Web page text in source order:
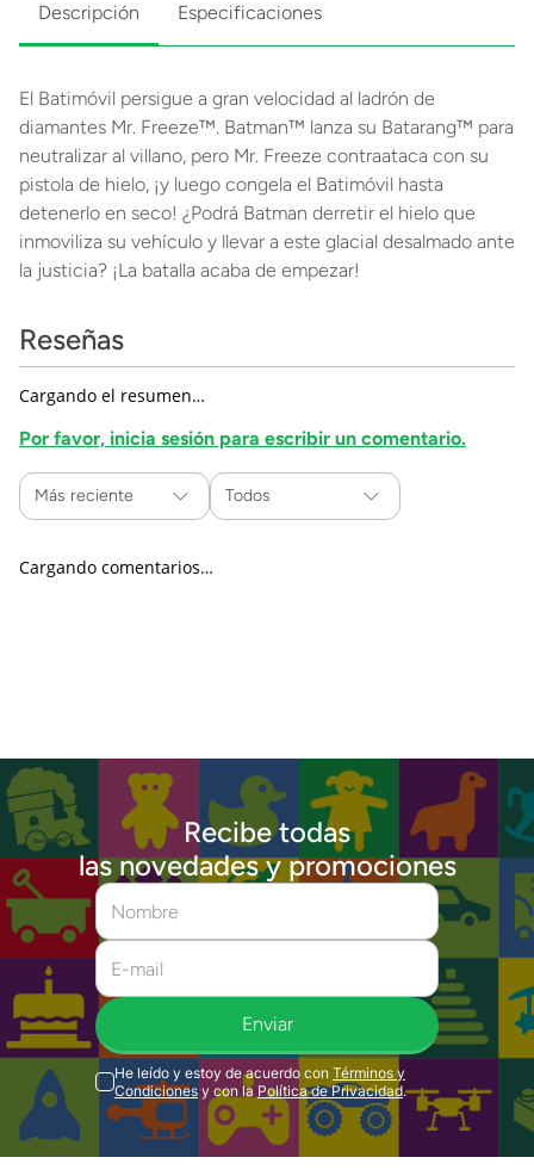
Descripción Especificaciones
El Batimóvil persigue a gran velocidad al ladrón de
diamantes Mr. Freeze™. Batman™ lanza su Batarang™ para
neutralizar al villano, pero Mr. Freeze contraataca con su
pistola de hielo, ¡y luego congela el Batimóvil hasta
detenerlo en seco! ¿Podrá Batman derretir el hielo que
inmoviliza su vehículo y llevar a este glacial desalmado ante
la justicia? ¡La batalla acaba de empezar!
Reseñas
Cargando el resumen…
Por favor, inicia sesión para escribir un comentario.
Más reciente Todos
Cargando comentarios…
Recibe todas
las novedades y promociones
Enviar
He leído y estoy de acuerdo con Términos y
Condiciones y con la Política de Privacidad.